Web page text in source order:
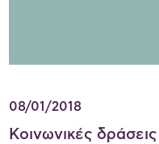
08/01/2018
Κοινωνικές δράσεις